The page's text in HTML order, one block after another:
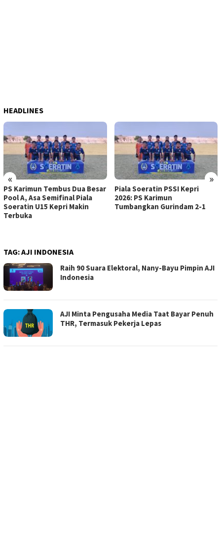
HEADLINES
« »
PS Karimun Tembus Dua Besar
Pool A, Asa Semifinal Piala
Soeratin U15 Kepri Makin
Terbuka
Piala Soeratin PSSI Kepri
2026: PS Karimun
Tumbangkan Gurindam 2-1
TAG:AJI INDONESIA
Raih 90 Suara Elektoral, Nany-Bayu Pimpin AJI
Indonesia
AJI Minta Pengusaha Media Taat Bayar Penuh
THR, Termasuk Pekerja Lepas